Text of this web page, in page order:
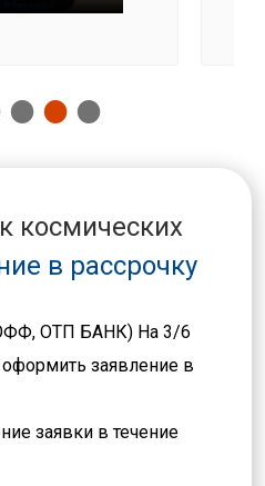
в рассрочку
ОТП БАНК) На 3/6
заявление в
заявки в течение